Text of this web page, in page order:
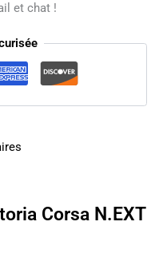
et chat !
Corsa N.EXT